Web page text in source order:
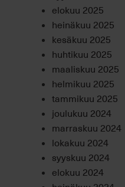
elokuu 2025
heinäkuu 2025
kesäkuu 2025
huhtikuu 2025
maaliskuu 2025
helmikuu 2025
tammikuu 2025
joulukuu 2024
marraskuu 2024
lokakuu 2024
syyskuu 2024
elokuu 2024